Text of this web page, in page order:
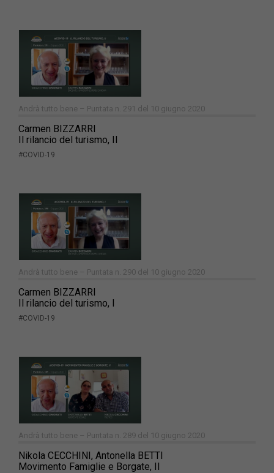
Andrà tutto bene – Puntata n. 291 del 10 giugno 2020
Carmen BIZZARRI
Il rilancio del turismo, II
#COVID-19
Andrà tutto bene – Puntata n. 290 del 10 giugno 2020
Carmen BIZZARRI
Il rilancio del turismo, I
#COVID-19
Andrà tutto bene – Puntata n. 289 del 10 giugno 2020
Nikola CECCHINI, Antonella BETTI
Movimento Famiglie e Borgate, II